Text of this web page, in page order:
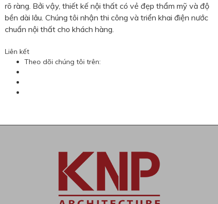
rõ ràng. Bởi vậy, thiết kế nội thất có vẻ đẹp thẩm mỹ và độ
bền dài lâu. Chúng tôi nhận thi công và triển khai điện nước
chuẩn nội thất cho khách hàng.
Liên kết
Theo dõi chúng tôi trên: